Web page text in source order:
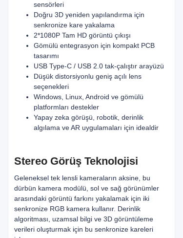
sensörleri
Doğru 3D yeniden yapılandırma için
senkronize kare yakalama
2*1080P Tam HD görüntü çıkışı
Gömülü entegrasyon için kompakt PCB
tasarımı
USB Type-C / USB 2.0 tak-çalıştır arayüzü
Düşük distorsiyonlu geniş açılı lens
seçenekleri
Windows, Linux, Android ve gömülü
platformları destekler
Yapay zeka görüşü, robotik, derinlik
algılama ve AR uygulamaları için idealdir
Stereo Görüş Teknolojisi
Geleneksel tek lensli kameraların aksine, bu
dürbün kamera modülü, sol ve sağ görünümler
arasındaki görüntü farkını yakalamak için iki
senkronize RGB kamera kullanır. Derinlik
algoritması, uzamsal bilgi ve 3D görüntüleme
verileri oluşturmak için bu senkronize kareleri